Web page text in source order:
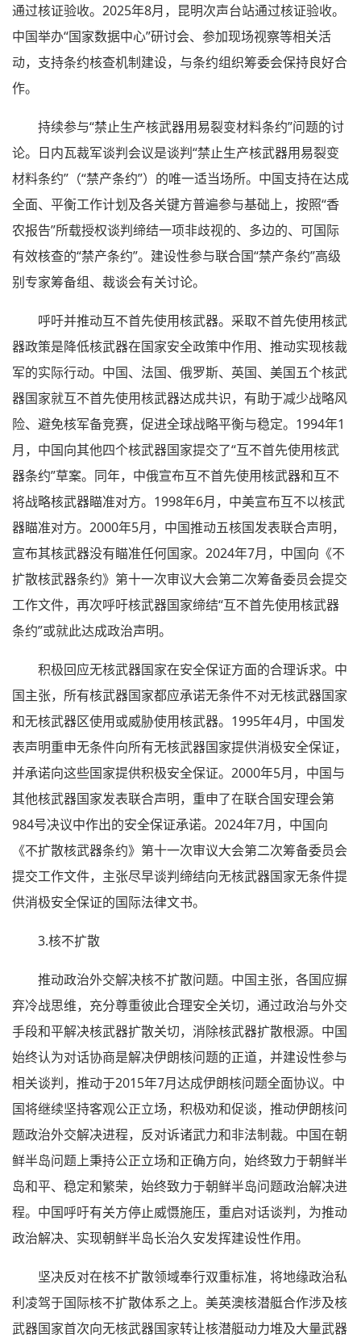
通过核证验收。2025年8月，昆明次声台站通过核证验收。
中国举办“国家数据中心”研讨会、参加现场视察等相关活
动，支持条约核查机制建设，与条约组织筹委会保持良好合
作。
持续参与“禁止生产核武器用易裂变材料条约”问题的讨
论。日内瓦裁军谈判会议是谈判“禁止生产核武器用易裂变
材料条约”（“禁产条约”）的唯一适当场所。中国支持在达成
全面、平衡工作计划及各关键方普遍参与基础上，按照“香
农报告”所载授权谈判缔结一项非歧视的、多边的、可国际
有效核查的“禁产条约”。建设性参与联合国“禁产条约”高级
别专家筹备组、裁谈会有关讨论。
呼吁并推动互不首先使用核武器。采取不首先使用核武
器政策是降低核武器在国家安全政策中作用、推动实现核裁
军的实际行动。中国、法国、俄罗斯、英国、美国五个核武
器国家就互不首先使用核武器达成共识，有助于减少战略风
险、避免核军备竞赛，促进全球战略平衡与稳定。1994年1
月，中国向其他四个核武器国家提交了“互不首先使用核武
器条约”草案。同年，中俄宣布互不首先使用核武器和互不
将战略核武器瞄准对方。1998年6月，中美宣布互不以核武
器瞄准对方。2000年5月，中国推动五核国发表联合声明，
宣布其核武器没有瞄准任何国家。2024年7月，中国向《不
扩散核武器条约》第十一次审议大会第二次筹备委员会提交
工作文件，再次呼吁核武器国家缔结“互不首先使用核武器
条约”或就此达成政治声明。
积极回应无核武器国家在安全保证方面的合理诉求。中
国主张，所有核武器国家都应承诺无条件不对无核武器国家
和无核武器区使用或威胁使用核武器。1995年4月，中国发
表声明重申无条件向所有无核武器国家提供消极安全保证，
并承诺向这些国家提供积极安全保证。2000年5月，中国与
其他核武器国家发表联合声明，重申了在联合国安理会第
984号决议中作出的安全保证承诺。2024年7月，中国向
《不扩散核武器条约》第十一次审议大会第二次筹备委员会
提交工作文件，主张尽早谈判缔结向无核武器国家无条件提
供消极安全保证的国际法律文书。
3.核不扩散
推动政治外交解决核不扩散问题。中国主张，各国应摒
弃冷战思维，充分尊重彼此合理安全关切，通过政治与外交
手段和平解决核武器扩散关切，消除核武器扩散根源。中国
始终认为对话协商是解决伊朗核问题的正道，并建设性参与
相关谈判，推动于2015年7月达成伊朗核问题全面协议。中
国将继续坚持客观公正立场，积极劝和促谈，推动伊朗核问
题政治外交解决进程，反对诉诸武力和非法制裁。中国在朝
鲜半岛问题上秉持公正立场和正确方向，始终致力于朝鲜半
岛和平、稳定和繁荣，始终致力于朝鲜半岛问题政治解决进
程。中国呼吁有关方停止威慑施压，重启对话谈判，为推动
政治解决、实现朝鲜半岛长治久安发挥建设性作用。
坚决反对在核不扩散领域奉行双重标准，将地缘政治私
利凌驾于国际核不扩散体系之上。美英澳核潜艇合作涉及核
武器国家首次向无核武器国家转让核潜艇动力堆及大量武器